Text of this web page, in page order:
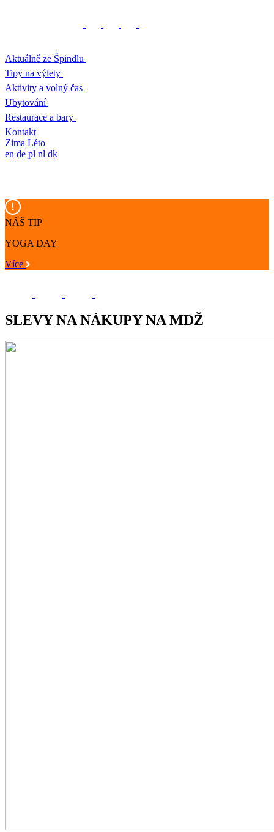
Aktuálně ze Špindlu
Tipy na výlety
Aktivity a volný čas
Ubytování
Restaurace a bary
Kontakt
Zima Léto
en de pl nl dk
NÁŠ TIP
YOGA DAY
Více
SLEVY NA NÁKUPY NA MDŽ